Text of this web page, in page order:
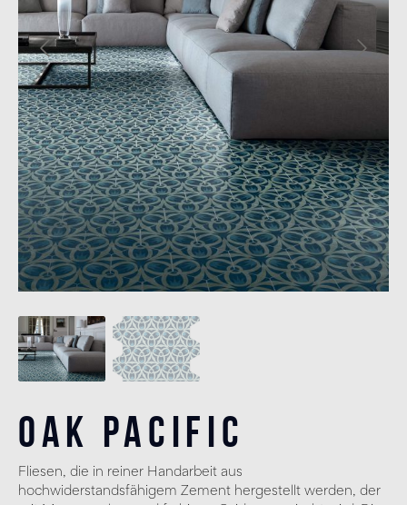
Oak Pacific
Fliesen, die in reiner Handarbeit aus
hochwiderstandsfähigem Zement hergestellt werden, der